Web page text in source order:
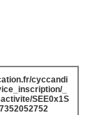
cyccandi
_
SEE0x1S